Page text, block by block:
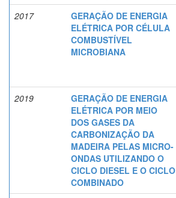
2017
GERAÇÃO DE ENERGIA
ELÉTRICA POR CÉLULA
COMBUSTÍVEL
MICROBIANA
2019
GERAÇÃO DE ENERGIA
ELÉTRICA POR MEIO
DOS GASES DA
CARBONIZAÇÃO DA
MADEIRA PELAS MICRO-
ONDAS UTILIZANDO O
CICLO DIESEL E O CICLO
COMBINADO